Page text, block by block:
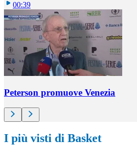
00:39
Peterson promuove Venezia
I più visti di Basket